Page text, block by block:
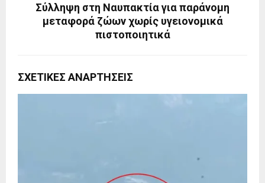
Σύλληψη στη Ναυπακτία για παράνομη
μεταφορά ζώων χωρίς υγειονομικά
πιστοποιητικά
ΣΧΕΤΙΚΈΣ ΑΝΑΡΤΉΣΕΙΣ